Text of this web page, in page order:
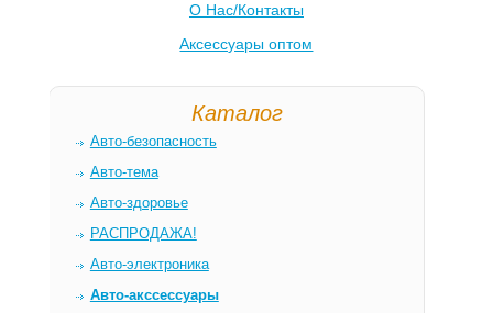
О Нас/Контакты
Аксессуары оптом
Каталог
Авто-безопасность
Авто-тема
Авто-здоровье
РАСПРОДАЖА!
Авто-электроника
Авто-акссессуары